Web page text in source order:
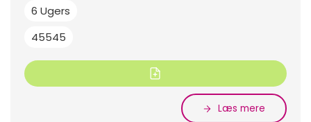
6 Ugers
45545
Læs mere